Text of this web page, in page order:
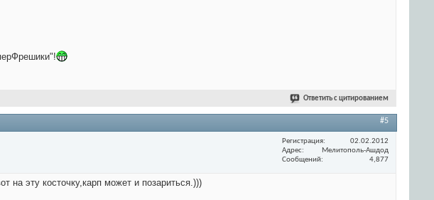
Ответить с цитированием
#5
Регистрация
02.02.2012
Адрес
Мелитополь-Ашдод
Сообщений
4,877
на эту косточку,карп может и позариться.)))